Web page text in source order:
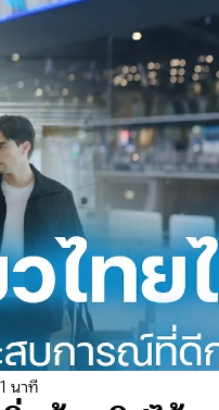
ร จัดซื้อจัดจ้าง/แผน/ตัว
ข่าวประกาศและคำสั่ง ทท.1
กิจกรรมของกองบังคับกา
แผน/ตัวชี้วัด ทท.2 ภา
ข่าวประกาศและคำสั่ง
นาที